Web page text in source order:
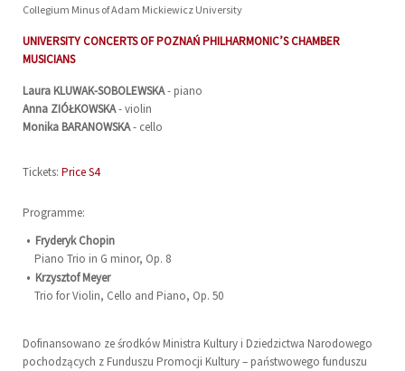
Collegium Minus of Adam Mickiewicz University
UNIVERSITY CONCERTS OF POZNAŃ PHILHARMONIC’S CHAMBER
MUSICIANS
Laura KLUWAK-SOBOLEWSKA- piano
Anna ZIÓŁKOWSKA- violin
Monika BARANOWSKA- cello
Tickets: Price S4
Programme:
Fryderyk Chopin
Piano Trio in G minor, Op. 8
Krzysztof Meyer
Trio for Violin, Cello and Piano, Op. 50
Dofinansowano ze środków Ministra Kultury i Dziedzictwa Narodowego
pochodzących z Funduszu Promocji Kultury – państwowego funduszu